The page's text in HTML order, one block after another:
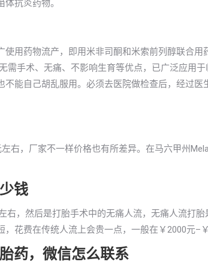
抗炎药物。
用药物流产，即用米非司酮和米索前列醇联合用
需手术、无痛、不影响生育等优点，已广泛应用
能自己胡乱服用。必须去医院做检查后，经过医
右，厂家不一样价格也有所差异。在马六甲州
钱
，然后是打胎手术中的无痛人流，无痛人流打胎
花费在传统人流上会贵一点，一般在￥2000元–￥
药，微信怎么联系